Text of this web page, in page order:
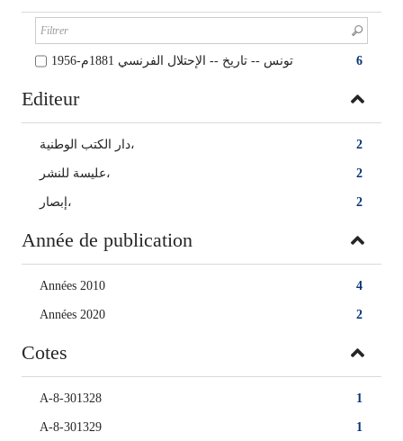
6 تونس‏ -- ‏تاريخ‏ -- ‏الإحتلال الفرنسي 1881م-1956
Editeur
2 دار الكتب الوطنية،
2 عليسة للنشر،
2 ‏إبصار‏،
Année de publication
4
Années 2010
2
Années 2020
Cotes
1
A-8-301328
1
A-8-301329